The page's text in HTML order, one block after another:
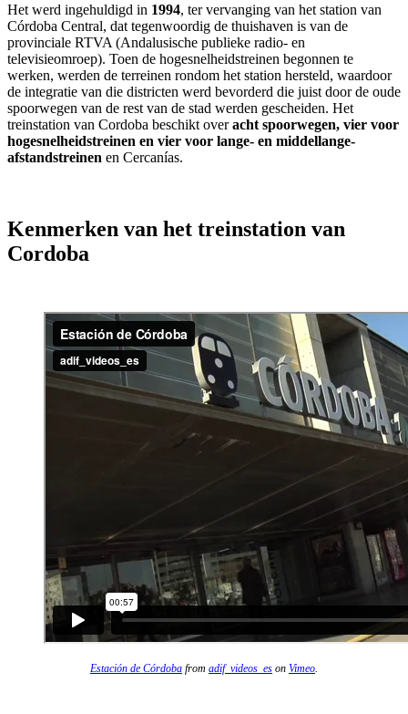
Het werd ingehuldigd in 1994, ter vervanging van het station van
Córdoba Central, dat tegenwoordig de thuishaven is van de
provinciale RTVA (Andalusische publieke radio- en
televisieomroep). Toen de hogesnelheidstreinen begonnen te
werken, werden de terreinen rondom het station hersteld, waardoor
de integratie van die districten werd bevorderd die juist door de oude
spoorwegen van de rest van de stad werden gescheiden. Het
treinstation van Cordoba beschikt overacht spoorwegen, vier voor
hogesnelheidstreinen en vier voor lange- en middellange-
afstandstreinen en Cercanías.
Kenmerken van het treinstation van
Cordoba
Estación de Córdoba from adif_videos_es on Vimeo.